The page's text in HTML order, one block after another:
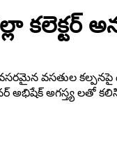
వసతుల కల్పనపై
అభిషేక్ అగస్త్య లతో